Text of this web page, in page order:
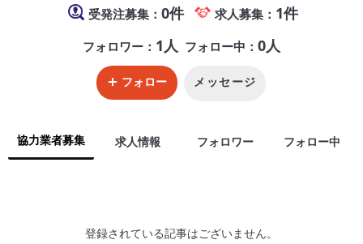
受発注募集：0件 求人募集： 1件
フォロワー： 1人 フォロー中： 0人
フォロー メッセージ
協力業者募集 求人情報 フォロワー フォロー中
登録されている記事はございません。